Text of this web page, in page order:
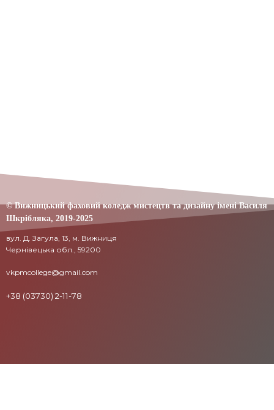
© Вижницький фаховий коледж мистецтв та дизайну імені Василя
Шкрібляка, 2019-2025
вул. Д. Загула, 13, м. Вижниця
Чернівецька обл., 59200
vkpmcollege@gmail.com
+38 (03730) 2-11-78